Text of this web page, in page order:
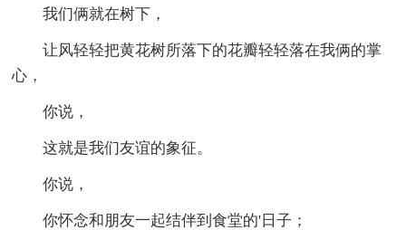
我们俩就在树下，
让风轻轻把黄花树所落下的花瓣轻轻落在我俩的掌
心，
你说，
这就是我们友谊的象征。
你说，
你怀念和朋友一起结伴到食堂的'日子；